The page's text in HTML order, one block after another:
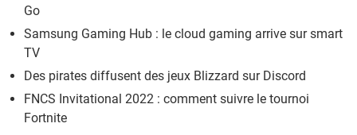
Go
Samsung Gaming Hub : le cloud gaming arrive sur smart
TV
Des pirates diffusent des jeux Blizzard sur Discord
FNCS Invitational 2022 : comment suivre le tournoi
Fortnite